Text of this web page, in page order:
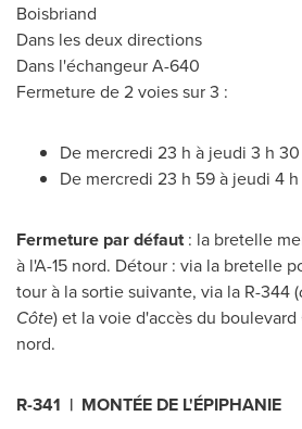
Boisbriand
Dans les deux directions
Dans l'échangeur A-640
Fermeture de 2 voies sur 3 :
De mercredi 23 h à jeudi 3 h
De mercredi 23 h 59 à jeudi 4
Fermeture par défaut: la bretelle
à l'A-15 nord. Détour : via la bretelle
tour à la sortie suivante, via la R-344 (
Côte) et la voie d'accès du
nord.
R-341 | MONTÉE DE L'ÉPIPHANIE